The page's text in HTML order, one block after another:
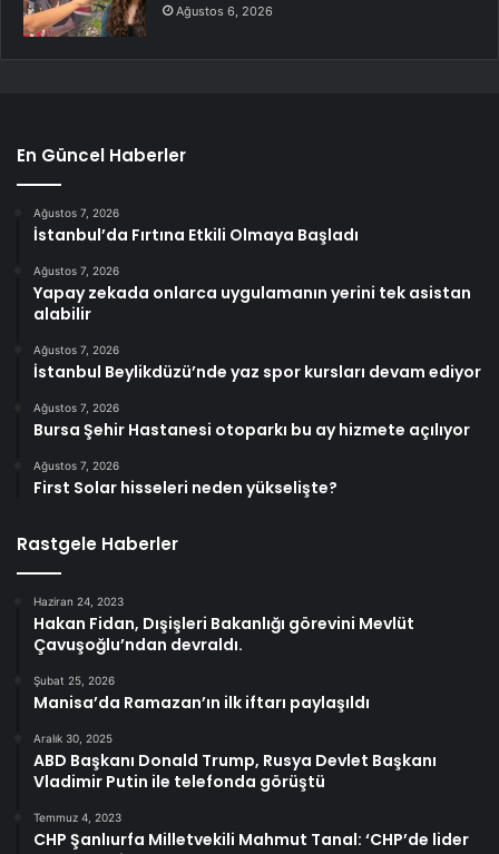
Ağustos 6, 2026
En Güncel Haberler
Ağustos 7, 2026
İstanbul’da Fırtına Etkili Olmaya Başladı
Ağustos 7, 2026
Yapay zekada onlarca uygulamanın yerini tek asistan
alabilir
Ağustos 7, 2026
İstanbul Beylikdüzü’nde yaz spor kursları devam ediyor
Ağustos 7, 2026
Bursa Şehir Hastanesi otoparkı bu ay hizmete açılıyor
Ağustos 7, 2026
First Solar hisseleri neden yükselişte?
Rastgele Haberler
Haziran 24, 2023
Hakan Fidan, Dışişleri Bakanlığı görevini Mevlüt
Çavuşoğlu’ndan devraldı.
Şubat 25, 2026
Manisa’da Ramazan’ın ilk iftarı paylaşıldı
Aralık 30, 2025
ABD Başkanı Donald Trump, Rusya Devlet Başkanı
Vladimir Putin ile telefonda görüştü
Temmuz 4, 2023
CHP Şanlıurfa Milletvekili Mahmut Tanal: ‘CHP’de lider